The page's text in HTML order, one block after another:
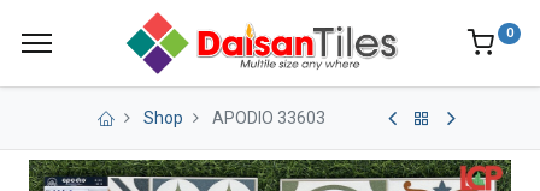
0
Shop APODIO 33603